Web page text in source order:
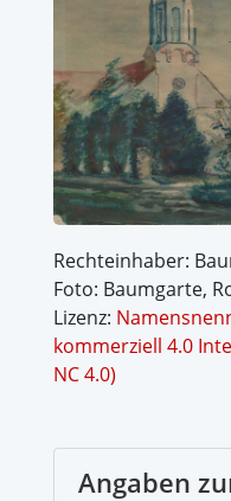
Rechteinhaber:
Foto: Baumgarte,
Lizenz:
kommerziell 4.0
NC 4.0)
Angaben